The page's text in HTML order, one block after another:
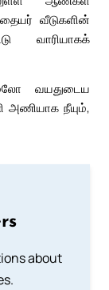
வீடுகளின்
வாரியாகக்
வயதுடைய
நீயும்,
about